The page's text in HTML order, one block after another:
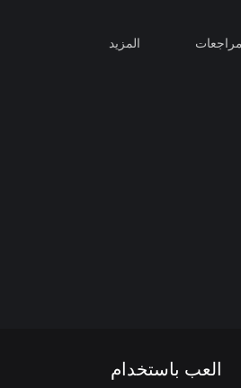
المزيد
العب باستخدام